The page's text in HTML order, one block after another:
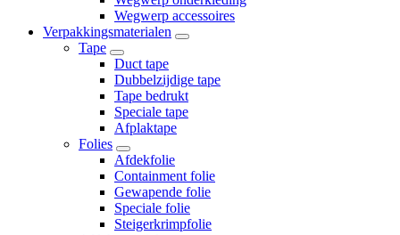
Wegwerp accessoires
Verpakkingsmaterialen
Tape
Duct tape
Dubbelzijdige tape
Tape bedrukt
Speciale tape
Afplaktape
Folies
Afdekfolie
Containment folie
Gewapende folie
Speciale folie
Steigerkrimpfolie